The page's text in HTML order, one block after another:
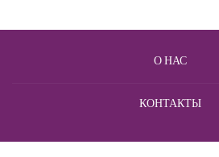
О НАС
КОНТАКТЫ